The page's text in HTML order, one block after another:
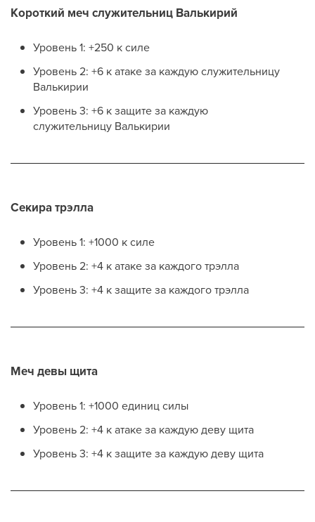
Короткий меч служительниц Валькирий
Уровень 1: +250 к силе
Уровень 2: +6 к атаке за каждую служительницу
Валькирии
Уровень 3: +6 к защите за каждую
служительницу Валькирии
Секира трэлла
Уровень 1: +1000 к силе
Уровень 2: +4 к атаке за каждого трэлла
Уровень 3: +4 к защите за каждого трэлла
Меч девы щита
Уровень 1: +1000 единиц силы
Уровень 2: +4 к атаке за каждую деву щита
Уровень 3: +4 к защите за каждую деву щита